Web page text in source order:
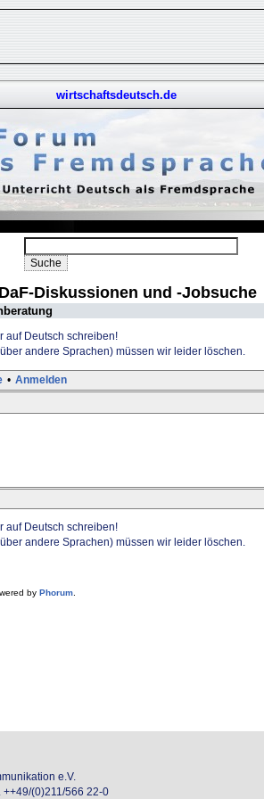
wirtschaftsdeutsch.de
Diskussionen und -Jobsuche
auf Deutsch schreiben!
andere Sprachen) müssen wir leider löschen.
• Anmelden
auf Deutsch schreiben!
andere Sprachen) müssen wir leider löschen.
by Phorum.
e.V.
++49/(0)211/566 22-0